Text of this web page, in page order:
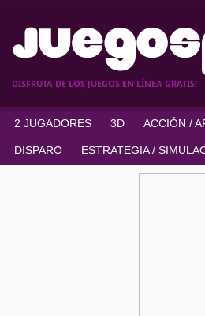
DISFRUTA DE LOS JUEGOS EN LÍNEA GRATIS!
2 JUGADORES 3D ACCIÓN /
DISPARO ESTRATEGIA /